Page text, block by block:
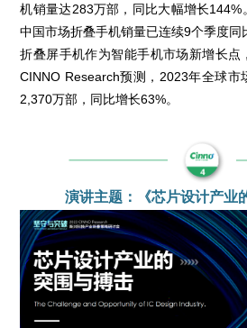
机销量达283万部，同比大幅增长144%
中国市场折叠手机销量已连续9个季度同
折叠屏手机作为智能手机市场新增长点
CINNO Research预测，2023年全球市
2,370万部，同比增长63%。
演讲主题：《芯片设计产业